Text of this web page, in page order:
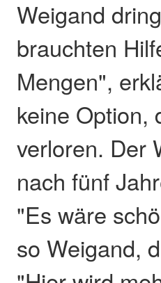
Weigand
brauchten
Mengen",
keine Option,
verloren. Der
nach fünf
"Es wäre
so Weigand,